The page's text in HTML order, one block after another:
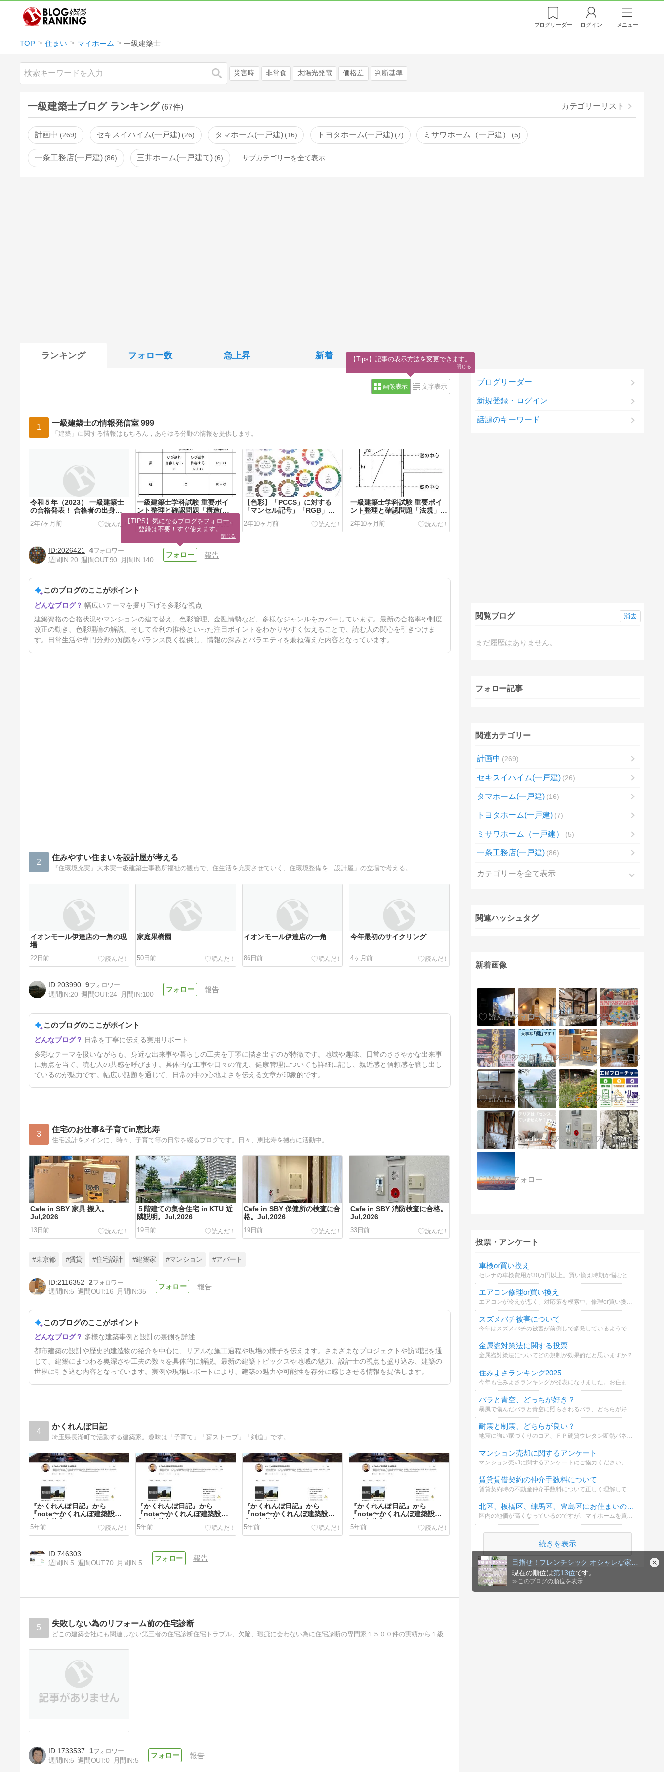
目指せ！フレンチシック オシャレな家づくり
現在の順位は第13位です。
≫ このブログの順位を表示
ブログリーダー ログイン メニュー
TOP 住まい マイホーム 一級建築士
検索 災害時 非常食 太陽光発電 価格差 判断基準
一級建築士ブログ ランキング (67件) カテゴリーリスト
計画中 269 セキスイハイム(一戸建) 26 タマホーム(一戸建) 16 トヨタホーム(一戸建) 7 ミサワホーム（一戸建） 5
一条工務店(一戸建) 86 三井ホーム(一戸建て) 6 サブカテゴリーを全て表示…
ランキング フォロー数 急上昇 新着
画像表示 文字表示
1 一級建築士の情報発信室 999
「建築」に関する情報はもちろん，あらゆる分野の情報を提供します。
令和５年（2023） 一級建築士
の合格発表！ 合格者の出身大
2年7ヶ月前
一級建築士学科試験 重要ポイ
ント整理と確認問題「構造(知
識編)」04【鉄筋コンクリート
構造】
2年9ヶ月前
【色彩】「PCCS」に対する
「マンセル記号」「RGB」
覧表】
2年10ヶ月前
一級建築士学科試験 重要ポイ
ント整理と確認問題「法規」
2年10ヶ月前
マンション建て替え促進 合意
要件緩和へ試案
3年前
2026421
4
週間IN:20 週間OUT:90 月間IN:140
報告
このブログのここがポイント
幅広いテーマを掘り下げる多彩な視点
建築資格の合格状況やマンションの建て替え、色彩管理、金融情勢など、多様なジャンルをカバーしています。最新の合格率や制度
改正の動き、色彩理論の解説、そして金利の推移といった注目ポイントをわかりやすく伝えることで、読む人の関心を引きつけま
す。日常生活や専門分野の知識をバランス良く提供し、情報の深みとバラエティを兼ね備えた内容となっています。
2 住みやすい住まいを設計屋が考える
『住環境充実』大木実一級建築士事務所福祉の観点で、住生活を充実させていく、住環境整備を「設計屋」の立場で考える。
イオンモール伊達店の一角の現
場
22日前
家庭果樹園
50日前
イオンモール伊達店の一角
86日前
今年最初のサイクリング
4ヶ月前
ガソリンが高い
5ヶ月前
203990 9
週間IN:20 週間OUT:24 月間IN:100
報告
このブログのここがポイント
日常を丁寧に伝える実用リポート
多彩なテーマを扱いながらも、身近な出来事や暮らしの工夫を丁寧に描き出すのが特徴です。地域や趣味、日常のささやかな出来事
に焦点を当て、読む人の共感を呼びます。具体的な工事や日々の備え、健康管理についても詳細に記し、親近感と信頼感を醸し出し
ているのが魅力です。幅広い話題を通じて、日常の中の心地よさを伝える文章が印象的です。
3 住宅のお仕事&子育てin恵比寿
住宅設計をメインに、時々、子育て等の日常を綴るブログです。日々、恵比寿を拠点に活動中。
Cafe in SBY 家具 搬入。
Jul,2026
13日前
５階建ての集合住宅 in KTU 近
隣説明。Jul,2026
19日前
Cafe in SBY 保健所の検査に合
格。Jul,2026
19日前
Cafe in SBY 消防検査に合格。
Jul,2026
33日前
宅 in MGR 中間検査。
Jun,2026
33日前
#東京都 #賃貸 #住宅設計 #建築家 #マンション #アパート
2116352
2
週間IN:5 週間OUT:16 月間IN:35
報告
このブログのここがポイント
多様な建築事例と設計の裏側を詳述
都市建築の設計や歴史的建造物の紹介を中心に、リアルな施工過程や現場の様子を伝えます。さまざまなプロジェクトや訪問記を通
じて、建築にまつわる奥深さや工夫の数々を具体的に解説。最新の建築トピックスや地域の魅力、設計士の視点も盛り込み、建築の
世界に引き込む内容となっています。実例や現場レポートにより、建築の魅力や可能性を存分に感じさせる情報を提供します。
4 かくれんぼ日記
埼玉県長瀞町で活動する建築家。趣味は「子育て」「薪ストーブ」「剣道」です。
『かくれんぼ日記』から
『note〜かくれんぼ建築設計
5年前
『かくれんぼ日記』から
『note〜かくれんぼ建築設計
5年前
『かくれんぼ日記』から
『note〜かくれんぼ建築設計
5年前
『かくれんぼ日記』から
『note〜かくれんぼ建築設計
5年前
室＆喫茶室』へ
746303
週間IN:5 週間OUT:70 月間IN:5
報告
5 失敗しない為のリフォーム前の住宅診断
1733537
1
週間IN:5 週間OUT:0 月間IN:5
報告
ブログリーダー
新規登録・ログイン
話題のキーワード
閲覧ブログ
まだ履歴はありません。
消去
フォロー記事
関連カテゴリー
計画中 269
セキスイハイム(一戸建) 26
タマホーム(一戸建) 16
トヨタホーム(一戸建) 7
ミサワホーム（一戸建） 5
一条工務店(一戸建) 86
カテゴリーを全て表示
関連ハッシュタグ
新着画像
投票・アンケート
車検or買い換え
エアコン修理or買い換え
エアコンが冷えが悪く、対応策を模索中。修理or買い換えかで悩んでいます。どちらが妥当でしょうか？
スズメバチ被害について
今年はスズメバチの被害が前倒しで多発しているようです。あなたはどの対策を取りますか？
金属盗対策法に関する投票
金属盗対策法についてどの規制が効果的だと思いますか？
住みよさランキング2025
バラと青空、どっちが好き？
耐震と制震、どちらが良い？
地震に強い家づくりのコア、ＦＰ硬質ウレタン断熱パネルの効果について。耐震と制震について、どちらが良いか選択してください。
マンション売却に関するアンケート
マンション売却に関するアンケートにご協力ください。あなたの意見が他の方の参考になります。
賃貸賃借契約の仲介手数料について
賃貸契約時の不動産仲介手数料について正しく理解していますか？誰が支払うべきで、どのように計算されるのかを確認しましょう。
北区、板橋区、練馬区、豊島区にお住まいの方は、マイホームは何がいいですか？
区内の地価が高くなっているのですが、マイホームを買うなら、東京23区内でマンション？それとも埼玉県などの郊外に一戸建てがいいですか？
続きを表示
【TIPS】気になるブログをフォロー。
登録は不要！すぐ使えます。
閉じる
【Tips】記事の表示方法を変更できます。
閉じる